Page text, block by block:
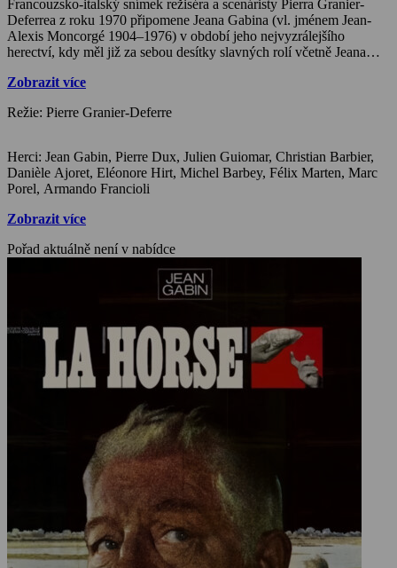
Francouzsko-italský snímek režiséra a scenáristy Pierra Granier-
Deferrea z roku 1970 připomene Jeana Gabina (vl. jménem Jean-
Alexis Moncorgé 1904–1976) v období jeho nejvyzrálejšího
herectví, kdy měl již za sebou desítky slavných rolí včetně Jeana
herecké kariéry natočil Jean Gabin téměř půl stovky filmů.
kterou ztvárňuje v tomto kriminálně laděném thrilleru, Jeanu
rodině v Normandii, ve které společně hospodaří dvě dcery i jejich
manželé. Ve chvíli, kdy Auguste zjistí, že jeho vnuk Henri je
zapleten do nebezpečného obchodu s pašeráky drog a že jeho farma
se dokonce stala úkrytem pro smrtící bílý prášek, neváhá vzít
spravedlnost do svých rukou. Když je však prolita krev, nebezpečná
hra se mění v nevyhlášenou krutou válku bez zákona a pravidel.
Zobrazit více
Režie: Pierre Granier-Deferre
Herci: Jean Gabin, Pierre Dux, Julien Guiomar, Christian Barbier,
Danièle Ajoret, Eléonore Hirt, Michel Barbey, Félix Marten, Marc
Porel, Armando Francioli
Zobrazit více
Pořad aktuálně není v nabídce